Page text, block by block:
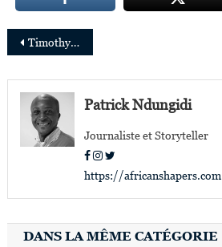
Navigation
de
l’article
Timothy Mugume Nommé Country Manager De Jumia Food En Ouganda
Patrick Ndungidi
Journaliste et Storyteller
https://africanshapers.com
DANS LA MÊME CATÉGORIE